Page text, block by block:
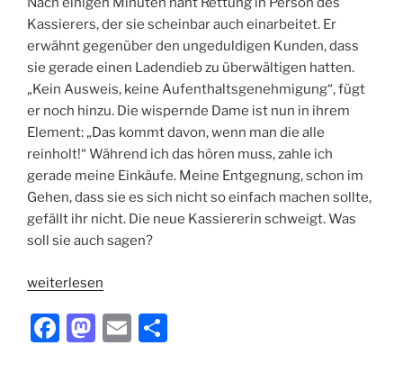
Kassierers, der sie scheinbar auch einarbeitet. Er
erwähnt gegenüber den ungeduldigen Kunden, dass
sie gerade einen Ladendieb zu überwältigen hatten.
„Kein Ausweis, keine Aufenthaltsgenehmigung“, fügt
er noch hinzu. Die wispernde Dame ist nun in ihrem
Element: „Das kommt davon, wenn man die alle
reinholt!“ Während ich das hören muss, zahle ich
gerade meine Einkäufe. Meine Entgegnung, schon im
Gehen, dass sie es sich nicht so einfach machen sollte,
gefällt ihr nicht. Die neue Kassiererin schweigt. Was
soll sie auch sagen?
„Dem
Zucker
geben“
weiterlesen
F
M E